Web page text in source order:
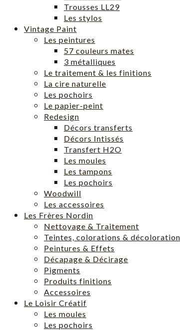
Trousses LL29
Les stylos
Vintage Paint
Les peintures
57 couleurs mates
3 métalliques
Le traitement & les finitions
La cire naturelle
Les pochoirs
Le papier-peint
Redesign
Décors transferts
Décors Intissés
Transfert H2O
Les moules
Les tampons
Les pochoirs
Woodwill
Les accessoires
Les Frères Nordin
Nettoyage & Traitement
Teintes, colorations &
Peintures & Effets
Décapage & Décirage
Pigments
Produits finitions
Accessoires
Le Loisir Créatif
Les moules
Les pochoirs